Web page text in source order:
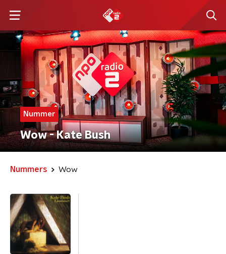
Nummer
Wow - Kate Bush
Nummers Wow